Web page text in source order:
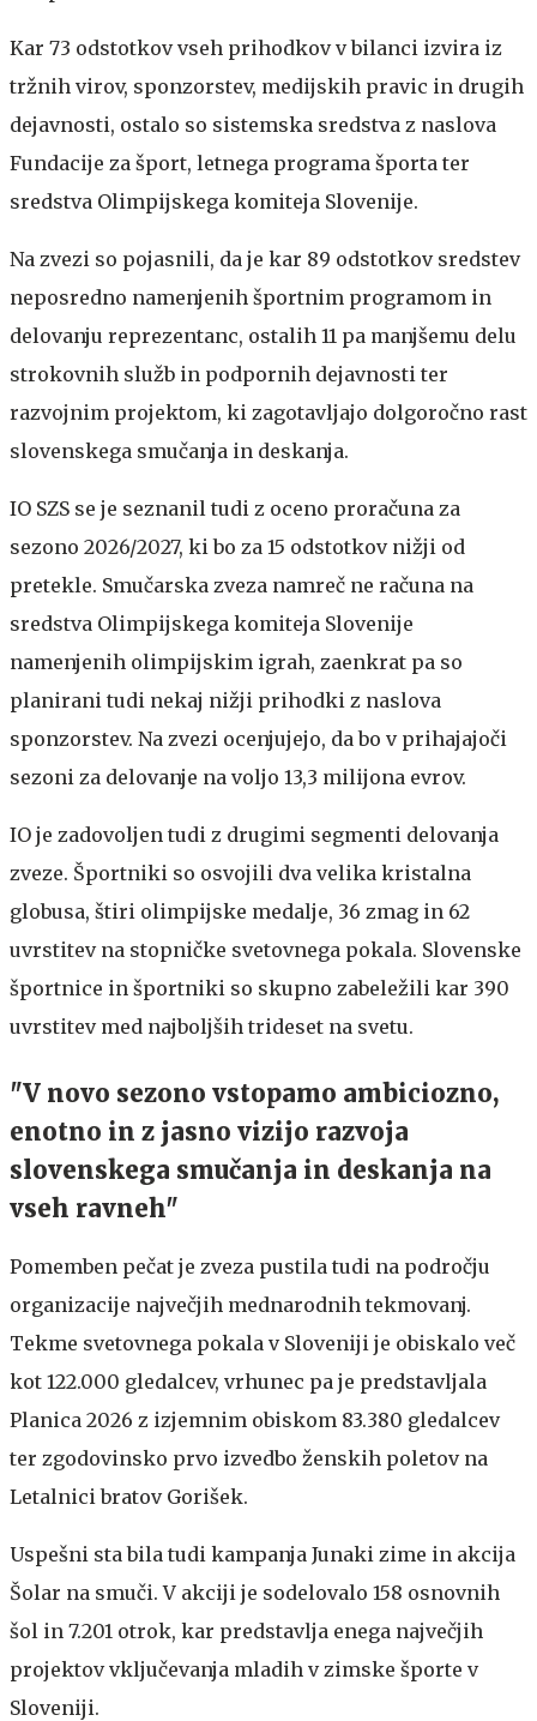
Kar 73 odstotkov vseh prihodkov v bilanci izvira iz
tržnih virov, sponzorstev, medijskih pravic in drugih
dejavnosti, ostalo so sistemska sredstva z naslova
Fundacije za šport, letnega programa športa ter
sredstva Olimpijskega komiteja Slovenije.
Na zvezi so pojasnili, da je kar 89 odstotkov sredstev
neposredno namenjenih športnim programom in
delovanju reprezentanc, ostalih 11 pa manjšemu delu
strokovnih služb in podpornih dejavnosti ter
razvojnim projektom, ki zagotavljajo dolgoročno rast
slovenskega smučanja in deskanja.
IO SZS se je seznanil tudi z oceno proračuna za
sezono 2026/2027, ki bo za 15 odstotkov nižji od
pretekle. Smučarska zveza namreč ne računa na
sredstva Olimpijskega komiteja Slovenije
namenjenih olimpijskim igrah, zaenkrat pa so
planirani tudi nekaj nižji prihodki z naslova
sponzorstev. Na zvezi ocenjujejo, da bo v prihajajoči
sezoni za delovanje na voljo 13,3 milijona evrov.
IO je zadovoljen tudi z drugimi segmenti delovanja
zveze. Športniki so osvojili dva velika kristalna
globusa, štiri olimpijske medalje, 36 zmag in 62
uvrstitev na stopničke svetovnega pokala. Slovenske
športnice in športniki so skupno zabeležili kar 390
uvrstitev med najboljših trideset na svetu.
"V novo sezono vstopamo ambiciozno,
enotno in z jasno vizijo razvoja
slovenskega smučanja in deskanja na
vseh ravneh"
Pomemben pečat je zveza pustila tudi na področju
organizacije največjih mednarodnih tekmovanj.
Tekme svetovnega pokala v Sloveniji je obiskalo več
kot 122.000 gledalcev, vrhunec pa je predstavljala
Planica 2026 z izjemnim obiskom 83.380 gledalcev
ter zgodovinsko prvo izvedbo ženskih poletov na
Letalnici bratov Gorišek.
Uspešni sta bila tudi kampanja Junaki zime in akcija
Šolar na smuči. V akciji je sodelovalo 158 osnovnih
šol in 7.201 otrok, kar predstavlja enega največjih
projektov vključevanja mladih v zimske športe v
Sloveniji.